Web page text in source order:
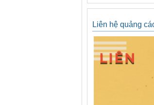
Liên hệ quảng